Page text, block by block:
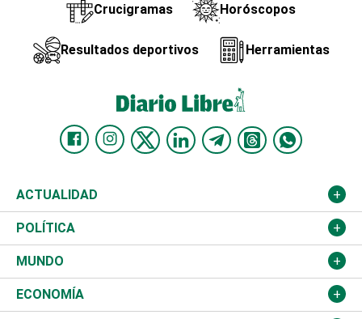
Crucigramas Horóscopos
Resultados deportivos Herramientas
ACTUALIDAD
Nacional
Ciudad
Educación
POLÍTICA
Partidos
JCE
MUNDO
Estados Unidos
ECONOMÍA